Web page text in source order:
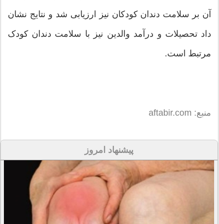
آن بر سلامت دندان کودکان نیز ارزیابی شد و نتایج نشان
داد تحصیلات و درآمد والدین نیز با سلامت دندان کودک
مرتبط است.
منبع: aftabir.com
پیشنهاد امروز